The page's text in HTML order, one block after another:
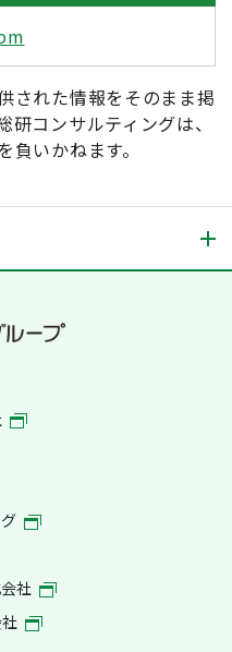
された情報をそのまま掲
コンサルティングは、
いかねます。
社